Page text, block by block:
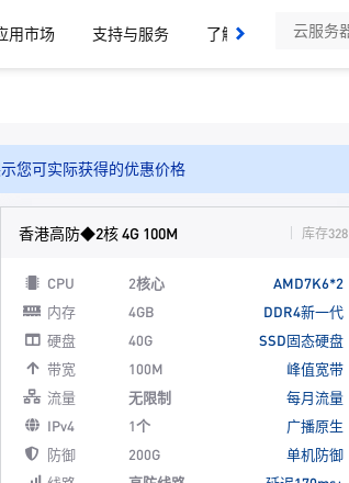
用市场 支持与服务
了解我们
您可实际获得的优惠价格
香港高防◆2核 4G 100M 库存328
CPU 2核心
AMD7K6*2
内存
4GB
DDR4新一代
硬盘
40G
SSD固态硬盘
带宽
100M
峰值宽带
流量
无限制
每月流量
IPv4
1个
广播原生
防御
200G
单机防御